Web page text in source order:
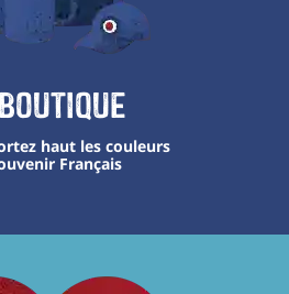
haut les couleurs
Français